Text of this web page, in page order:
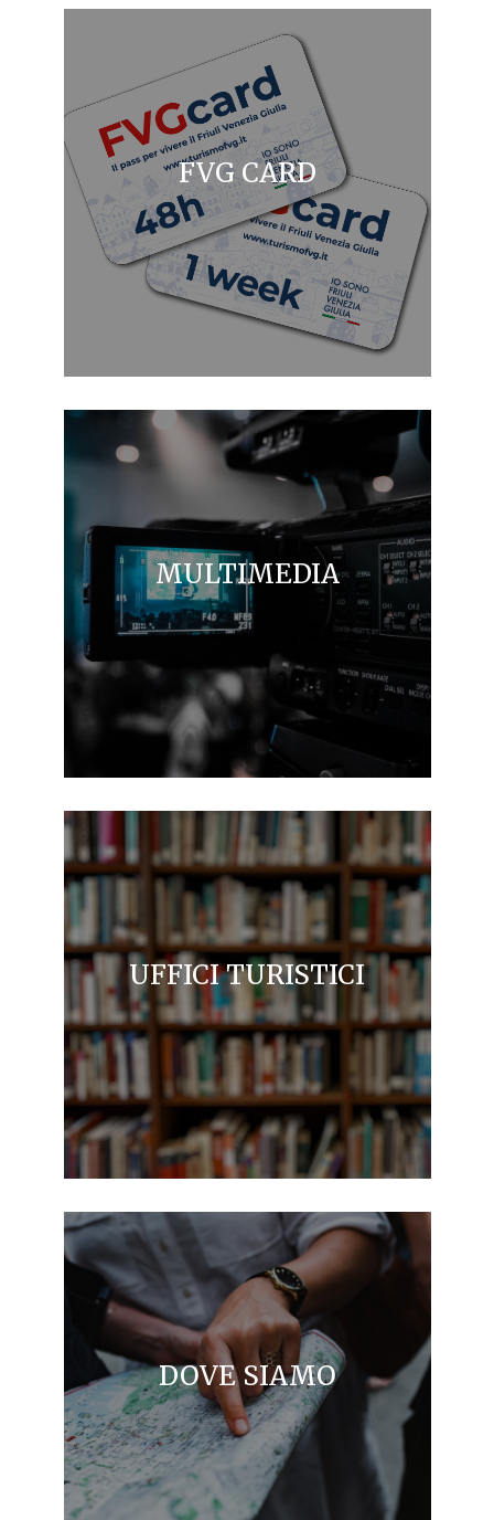
FVG CARD
MULTIMEDIA
UFFICI TURISTICI
DOVE SIAMO